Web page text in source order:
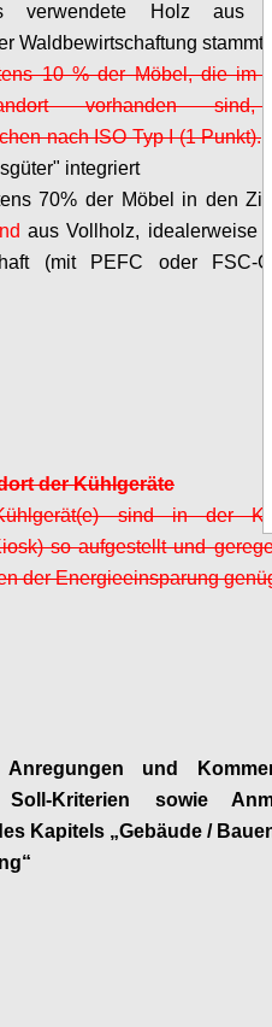
verwendete Holz aus
Waldbewirtschaftung stammt
10 % der Möbel, die im
vorhanden
nach ISO Typ I (1 Punkt).
integriert
70% der Möbel in den
aus Vollholz, idealerweise
(mit PEFC oder FSC-
der Kühlgeräte
sind in der
so aufgestellt und
der Energieeinsparung
Anregungen und
Soll-Kriterien sowie
Kapitels „Gebäude /
“